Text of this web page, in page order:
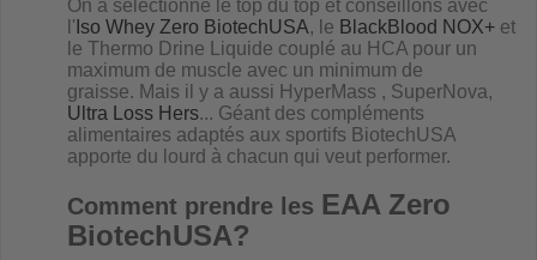
On a sélectionné le top du top et conseillons avec
l' Iso Whey Zero BiotechUSA, le BlackBlood NOX+ et
le Thermo Drine Liquide couplé au HCA pour un
maximum de muscle avec un minimum de
graisse. Mais il y a aussi HyperMass , SuperNova,
Ultra Loss Hers... Géant des compléments
alimentaires adaptés aux sportifs BiotechUSA
apporte du lourd à chacun qui veut performer.
Comment prendre les EAA Zero
BiotechUSA?